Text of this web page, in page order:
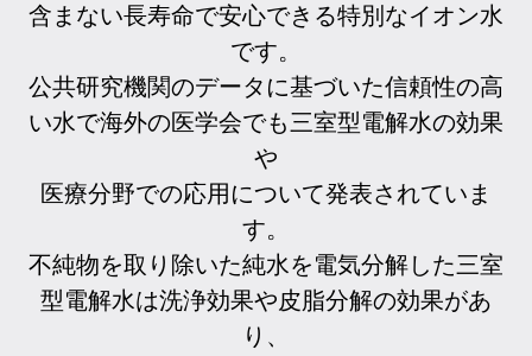
含まない長寿命で安心できる特別なイオン水
です。
公共研究機関のデータに基づいた信頼性の高
い水で海外の医学会でも三室型電解水の効果
や
医療分野での応用について発表されていま
す。
不純物を取り除いた純水を電気分解した三室
型電解水は洗浄効果や皮脂分解の効果があ
り、